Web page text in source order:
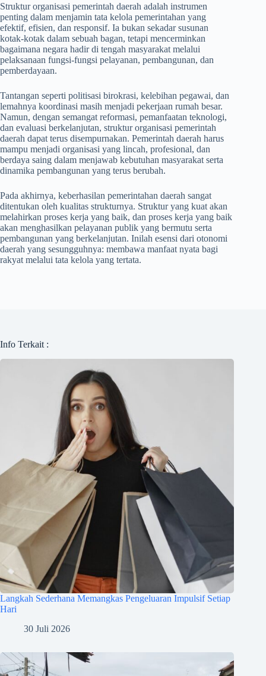
Struktur organisasi pemerintah daerah adalah instrumen
penting dalam menjamin tata kelola pemerintahan yang
efektif, efisien, dan responsif. Ia bukan sekadar susunan
kotak-kotak dalam sebuah bagan, tetapi mencerminkan
bagaimana negara hadir di tengah masyarakat melalui
pelaksanaan fungsi-fungsi pelayanan, pembangunan, dan
pemberdayaan.
Tantangan seperti politisasi birokrasi, kelebihan pegawai, dan
lemahnya koordinasi masih menjadi pekerjaan rumah besar.
Namun, dengan semangat reformasi, pemanfaatan teknologi,
dan evaluasi berkelanjutan, struktur organisasi pemerintah
daerah dapat terus disempurnakan. Pemerintah daerah harus
mampu menjadi organisasi yang lincah, profesional, dan
berdaya saing dalam menjawab kebutuhan masyarakat serta
dinamika pembangunan yang terus berubah.
Pada akhirnya, keberhasilan pemerintahan daerah sangat
ditentukan oleh kualitas strukturnya. Struktur yang kuat akan
melahirkan proses kerja yang baik, dan proses kerja yang baik
akan menghasilkan pelayanan publik yang bermutu serta
pembangunan yang berkelanjutan. Inilah esensi dari otonomi
daerah yang sesungguhnya: membawa manfaat nyata bagi
rakyat melalui tata kelola yang tertata.
Info Terkait :
Langkah Sederhana Memangkas Pengeluaran Impulsif Setiap
Hari
30 Juli 2026